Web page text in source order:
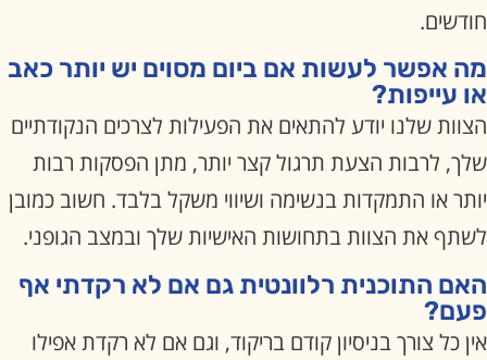
חודשים.
מה אפשר לעשות אם ביום מסוים יש יותר כאב
או עייפות?
הצוות שלנו יודע להתאים את הפעילות לצרכים הנקודתיים
שלך, לרבות הצעת תרגול קצר יותר, מתן הפסקות רבות
יותר או התמקדות בנשימה ושיווי משקל בלבד. חשוב כמובן
לשתף את הצוות בתחושות האישיות שלך ובמצב הגופני.
האם התוכנית רלוונטית גם אם לא רקדתי אף
פעם?
אין כל צורך בניסיון קודם בריקוד, וגם אם לא רקדת אפילו